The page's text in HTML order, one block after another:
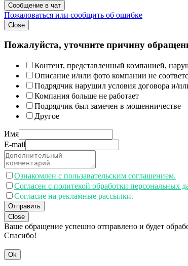
Сообщение в чат
Пожаловаться или сообщить об ошибке
Close
Пожалуйста, уточните причину
Контент, представленный компанией,
Описание и/или фото компании не
Подрядчик нарушил условия договора и/
Компания больше не работает
Подрядчик был замечен в мошенничестве
Другое
Имя
E-mail
Ознакомлен с пользавательским соглашением.
Согласен с политекой обработки персональных
Согласие на рекламные рассылки.
Отправить
Close
Ваше обращение успешно отправлено и будет
Спасибо!
Ok